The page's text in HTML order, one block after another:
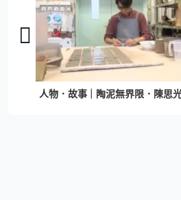
人物．故事｜陶泥無界限．陳思光